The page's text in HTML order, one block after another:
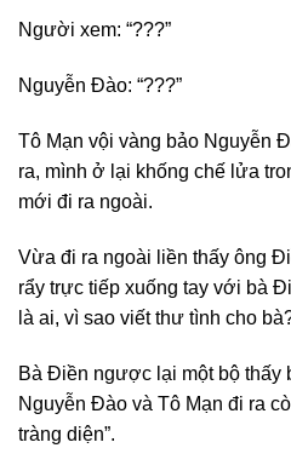
Người xem: “???”
Nguyễn Đào: “???”
Tô Mạn vội vàng bảo Nguyễn
ra, mình ở lại khống chế lửa
mới đi ra ngoài.
Vừa đi ra ngoài liền thấy ông
rẩy trực tiếp xuống tay với bà
là ai, vì sao viết thư tình cho
Bà Điền ngược lại một bộ thấy
Nguyễn Đào và Tô Mạn đi ra
tràng diện”.